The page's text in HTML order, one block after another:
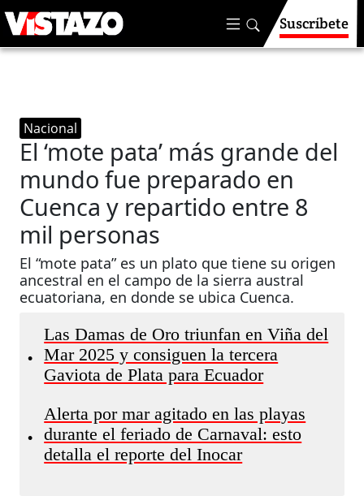
Suscríbete
Nacional
El ‘mote pata’ más grande del
mundo fue preparado en
Cuenca y repartido entre 8
mil personas
El “mote pata” es un plato que tiene su origen
ancestral en el campo de la sierra austral
ecuatoriana, en donde se ubica Cuenca.
•
Las Damas de Oro triunfan en Viña del
Mar 2025 y consiguen la tercera
Gaviota de Plata para Ecuador
•
Alerta por mar agitado en las playas
durante el feriado de Carnaval: esto
detalla el reporte del Inocar